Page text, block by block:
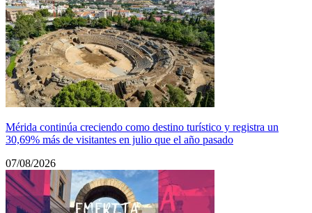
Mérida continúa creciendo como destino turístico y registra un
30,69% más de visitantes en julio que el año pasado
07/08/2026